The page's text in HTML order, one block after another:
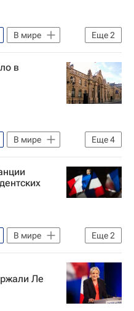
Еще2
В мире
в
Еще4
В мире
Еще2
В мире
Ле